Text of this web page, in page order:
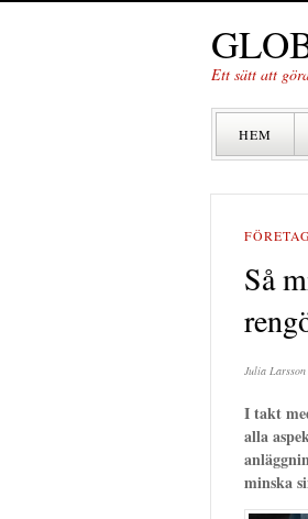
Ett sätt att
HEM
FÖRETAG
Så
Julia Larsson
I takt
alla
minska